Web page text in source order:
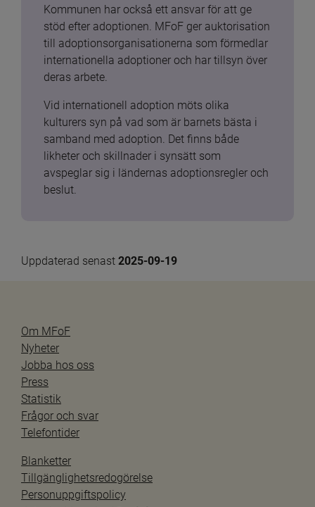
Kommunen har också ett ansvar för att ge
stöd efter adoptionen. MFoF ger auktorisation
till adoptionsorganisationerna som förmedlar
internationella adoptioner och har tillsyn över
deras arbete.
Vid internationell adoption möts olika
kulturers syn på vad som är barnets bästa i
samband med adoption. Det finns både
likheter och skillnader i synsätt som
avspeglar sig i ländernas adoptionsregler och
beslut.
Uppdaterad senast 2025-09-19
Om MFoF
Nyheter
Jobba hos oss
Press
Statistik
Frågor och svar
Telefontider
Blanketter
Tillgänglighetsredogörelse
Personuppgiftspolicy